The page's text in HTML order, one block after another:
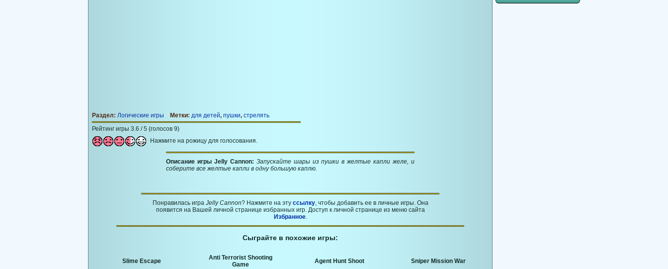
Раздел: Логические игры Метки: для детей, пушки, стрелять
Рейтинг игры 3.6 / 5 (голосов 9)
Нажмите на рожицу для голосования.
Описание игры Jelly Cannon: Запускайте шары из пушки в желтые капли желе, и
соберите все желтые капли в одну большую каплю.
Понравилась игра Jelly Cannon? Нажмите на эту ссылку, чтобы добавить ее в личные игры. Она
появится на Вашей личной странице избранных игр. Доступ к личной странице из меню сайта
Избранное.
Сыграйте в похожие игры:
Slime Escape
Anti Terrorist Shooting
Game
Agent Hunt Shoot Sniper Mission War